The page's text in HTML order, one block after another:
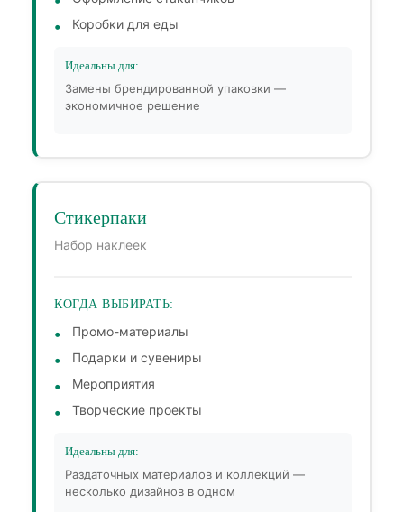
Коробки для еды
Идеальны для:
Замены брендированной упаковки —
экономичное решение
Стикерпаки
Набор наклеек
КОГДА ВЫБИРАТЬ:
Промо-материалы
Подарки и сувениры
Мероприятия
Творческие проекты
Идеальны для:
Раздаточных материалов и коллекций —
несколько дизайнов в одном